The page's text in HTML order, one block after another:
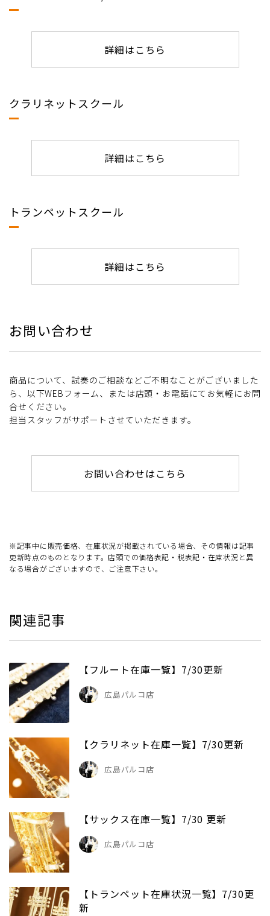
詳細はこちら
クラリネットスクール
詳細はこちら
トランペットスクール
詳細はこちら
お問い合わせ
商品について、試奏のご相談などご不明なことがございました
ら、以下WEBフォーム、または店頭・お電話にてお気軽にお問
合せください。
担当スタッフがサポートさせていただきます。
お問い合わせはこちら
※記事中に販売価格、在庫状況が掲載されている場合、その情報は記事
更新時点のものとなります。店頭での価格表記・税表記・在庫状況と異
なる場合がございますので、ご注意下さい。
関連記事
【フルート在庫一覧】7/30更新
広島パルコ店
【クラリネット在庫一覧】7/30更新
広島パルコ店
【サックス在庫一覧】7/30 更新
広島パルコ店
【トランペット在庫状況一覧】7/30更
新